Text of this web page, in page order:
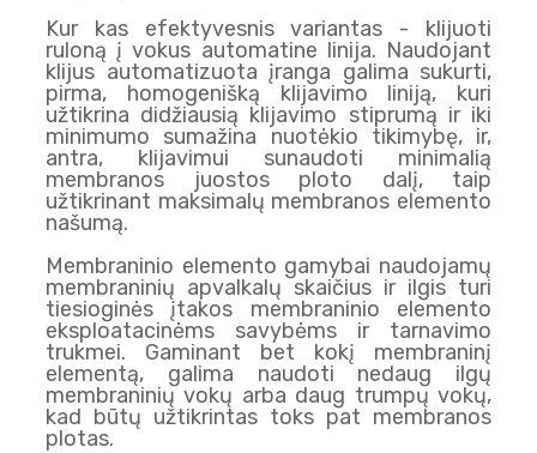
Kur kas efektyvesnis variantas - klijuoti
ruloną į vokus automatine linija. Naudojant
klijus automatizuota įranga galima sukurti,
pirma, homogenišką klijavimo liniją, kuri
užtikrina didžiausią klijavimo stiprumą ir iki
minimumo sumažina nuotėkio tikimybę, ir,
antra, klijavimui sunaudoti minimalią
membranos juostos ploto dalį, taip
užtikrinant maksimalų membranos elemento
našumą.
Membraninio elemento gamybai naudojamų
membraninių apvalkalų skaičius ir ilgis turi
tiesioginės įtakos membraninio elemento
eksploatacinėms savybėms ir tarnavimo
trukmei. Gaminant bet kokį membraninį
elementą, galima naudoti nedaug ilgų
membraninių vokų arba daug trumpų vokų,
kad būtų užtikrintas toks pat membranos
plotas.